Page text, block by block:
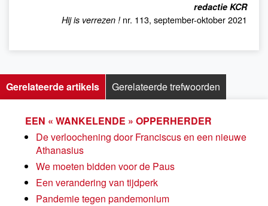
redactie KCR
Hij is verrezen ! nr. 113, september-oktober 2021
Gerelateerde artikels
EEN « WANKELENDE » OPPERHERDER
De verloochening door Franciscus en een nieuwe
Athanasius
We moeten bidden voor de Paus
Een verandering van tijdperk
Pandemie tegen pandemonium
Gerelateerde trefwoorden